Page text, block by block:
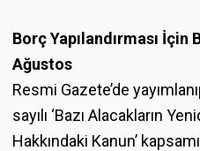
Borç Yapılandırması
Ağustos
Resmi Gazete’de
sayılı ‘Bazı Alacakların
Hakkındaki Kanun’